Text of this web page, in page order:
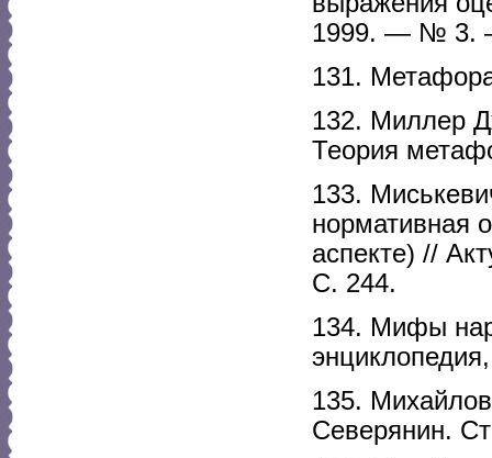
1999. — № 3.
131.
132. Миллер
Теория
133.
нормативная
аспекте) //
С. 244.
134. Мифы
135.
Северянин.